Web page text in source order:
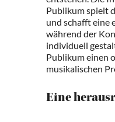
Publikum spielt
und schafft eine
während der
individuell
Publikum einen
musikalischen
Eine